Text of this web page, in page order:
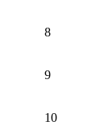
8
9
10